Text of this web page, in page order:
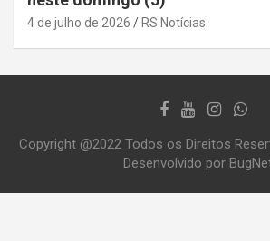
4 de julho de 2026 RS Notícias
Copyright @2022 Todos os Direitos
Desenvolvido por